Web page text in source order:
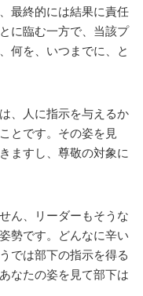
最終的には結果に責任
に臨む一方で、当該プ
何を、いつまでに、と
、人に指示を与えるか
とです。その姿を見
ますし、尊敬の対象に
ん、リーダーもそうな
勢です。どんなに辛い
では部下の指示を得る
なたの姿を見て部下は